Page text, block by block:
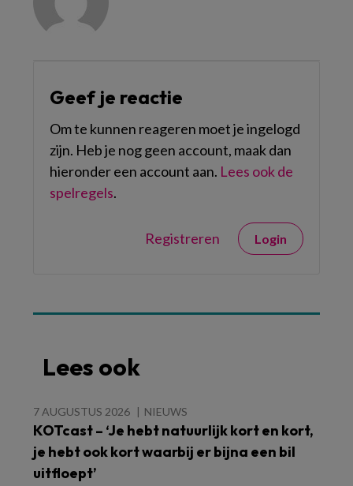
Geef je reactie
Om te kunnen reageren moet je ingelogd
zijn. Heb je nog geen account, maak dan
hieronder een account aan. Lees ook de
spelregels.
Registreren Login
Lees ook
7 AUGUSTUS 2026 NIEUWS
KOTcast – ‘Je hebt natuurlijk kort en kort,
je hebt ook kort waarbij er bijna een bil
uitfloept’